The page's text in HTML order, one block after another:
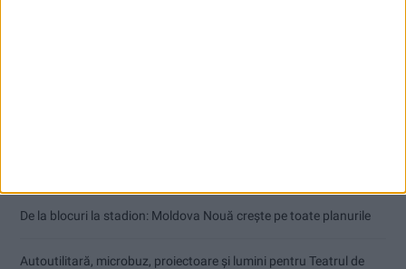
De la blocuri la stadion: Moldova Nouă crește pe toate planurile
Autoutilitară, microbuz, proiectoare și lumini pentru Teatrul de